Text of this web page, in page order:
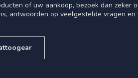
of uw aankoop, bezoek dan zeker
antwoorden op veelgestelde vragen en